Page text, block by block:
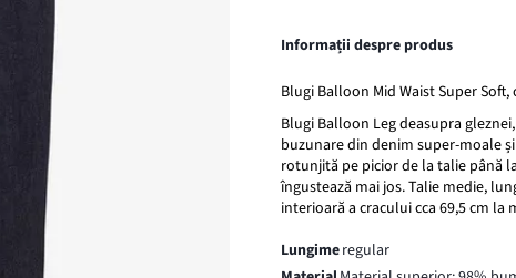
Informații despre produs
Blugi Balloon Mid Waist Super
Blugi Balloon Leg deasupra
buzunare din denim super-moale
rotunjită pe picior de la talie până
îngustează mai jos. Talie medie,
interioară a cracului cca 69,5 cm la
Lungimeregular